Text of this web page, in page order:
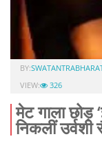
BY:
VIEW:
326
मेट गाला छोड़
निकलीं उर्वशी